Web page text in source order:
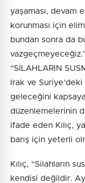
yaşaması, devam
korunması için
bundan sonra da
“SİLAHLARIN
Irak ve Suriye’deki
geleceğini
düzenlemelerinin
ifade eden Kılıç,
barış için yeterli
Kılıç, “Silahların
kendisi değildir.